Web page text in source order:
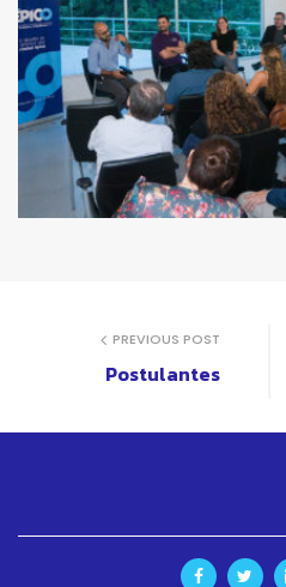
PREVIOUS POST
Postulantes